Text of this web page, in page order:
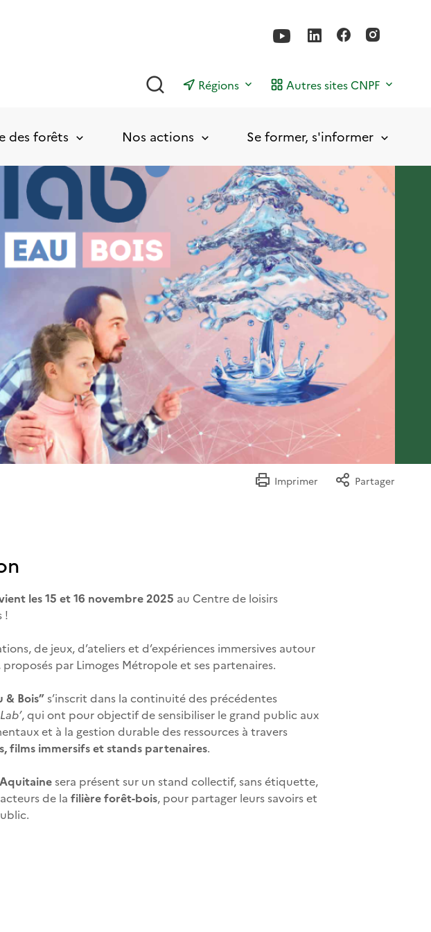
Rechercher
Régions Autres sites CNPF
des forêts Nos actions Se former, s'informer
Imprimer Partager
les 15 et 16 novembre 2025 au Centre de loisirs
!
de jeux, d’ateliers et d’expériences immersives autour
proposés par Limoges Métropole et ses partenaires.
& Bois”s’inscrit dans la continuité des précédentes
, qui ont pour objectif de sensibiliser le grand public aux
et à la gestion durable des ressources à travers
films immersifs et stands partenaires.
sera présent sur un stand collectif, sans étiquette,
de la filière forêt-bois, pour partager leurs savoirs et